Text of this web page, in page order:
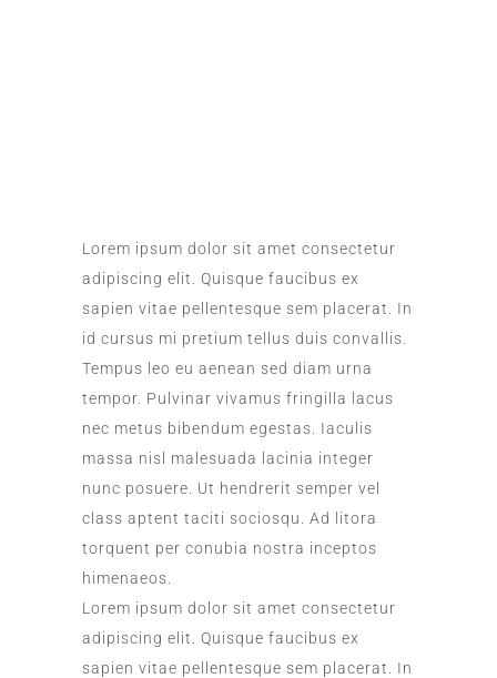
Lorem ipsum dolor sit amet consectetur
adipiscing elit. Quisque faucibus ex
sapien vitae pellentesque sem placerat. In
id cursus mi pretium tellus duis convallis.
Tempus leo eu aenean sed diam urna
tempor. Pulvinar vivamus fringilla lacus
nec metus bibendum egestas. Iaculis
massa nisl malesuada lacinia integer
nunc posuere. Ut hendrerit semper vel
class aptent taciti sociosqu. Ad litora
torquent per conubia nostra inceptos
himenaeos.
Lorem ipsum dolor sit amet consectetur
adipiscing elit. Quisque faucibus ex
sapien vitae pellentesque sem placerat. In